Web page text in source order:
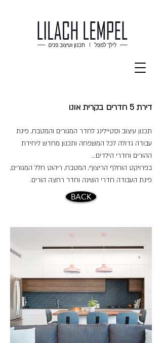
דירת 5 חדרים בקרית אונו
תכנון עיצוב וסטיילינג לחדר המגורים והמטבח, פינת
עבודה גדולה לכל המשפחה ותכנון מחדש ליחידת
ההורים וחדרי הילדים...
בפרויקט הוחלף הריצוף, המטבח, ריהוט חלל המגורים,
פינת העבודה חדרי השינה וחדר רחצה הורים.
BACK